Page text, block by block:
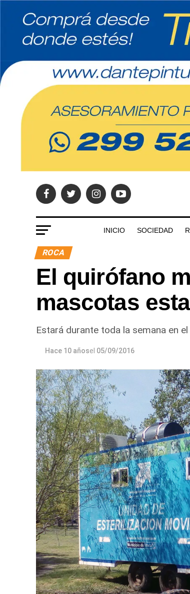
INICIO SOCIEDAD
ROCA
El quirófano
mascotas
Estará durante toda la semana en
Hace 10 añosel 05/09/2016